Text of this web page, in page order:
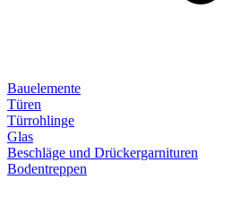
Bauelemente
Türen
Türrohlinge
Glas
Beschläge und Drückergarnituren
Bodentreppen